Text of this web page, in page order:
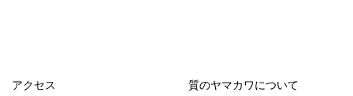
アクセス 質のヤマカワについて